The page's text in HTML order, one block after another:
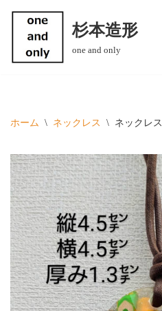
へ
キ
ッ
プ
杉本造形
one and only
ホーム \ ネックレス \ ネックレス